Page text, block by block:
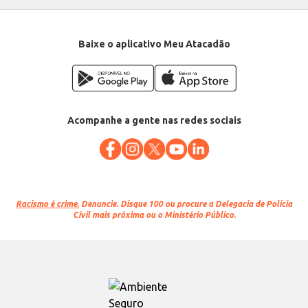
Baixe o aplicativo Meu Atacadão
Acompanhe a gente nas redes sociais
Racismo é crime. Denuncie. Disque 100 ou procure a Delegacia de Polícia
Civil mais próxima ou o Ministério Público.